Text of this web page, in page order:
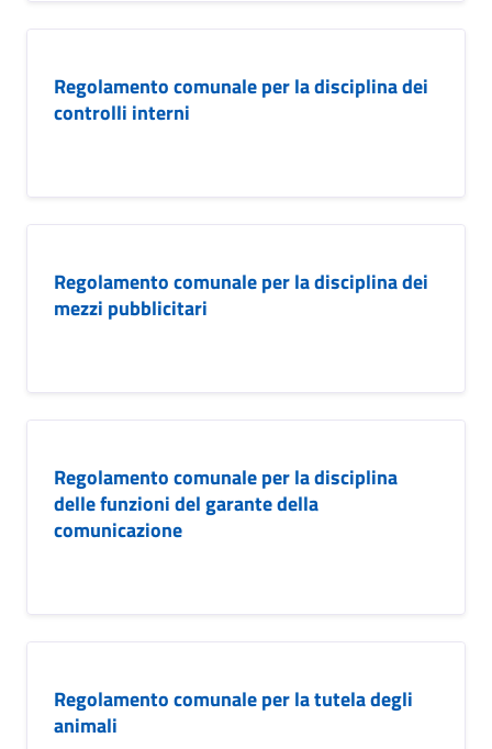
Regolamento comunale per la disciplina dei
controlli interni
Regolamento comunale per la disciplina dei
mezzi pubblicitari
Regolamento comunale per la disciplina
delle funzioni del garante della
comunicazione
Regolamento comunale per la tutela degli
animali